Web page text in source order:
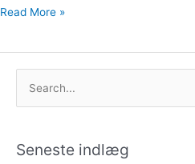
Read More »
e
Seneste indlæg